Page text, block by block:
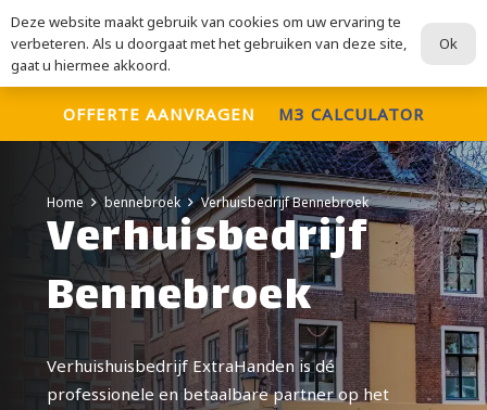
ExtraHanden
Voor al uw verhuisdiensten
OFFERTE AANVRAGEN M3 CALCULATOR
Home bennebroek Verhuisbedrijf Bennebroek
Verhuisbedrijf
Bennebroek
Verhuishuisbedrijf ExtraHanden is dé
professionele en betaalbare partner op het
Deze website maakt gebruik van cookies om uw ervaring te
verbeteren. Als u doorgaat met het gebruiken van deze site,
gaat u hiermee akkoord.
Ok